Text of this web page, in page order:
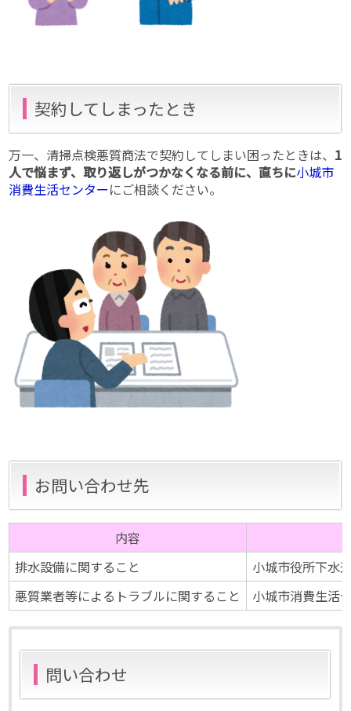
契約してしまったとき
万一、清掃点検悪質商法で契約してしまい困ったときは、 1
人で悩まず、取り返しがつかなくなる前に、直ちに小城市
消費生活センターにご相談ください。
お問い合わせ先
内容
排水設備に関すること
小城市役所下水
悪質業者等によるトラブルに関すること
小城市消費生活
問い合わせ